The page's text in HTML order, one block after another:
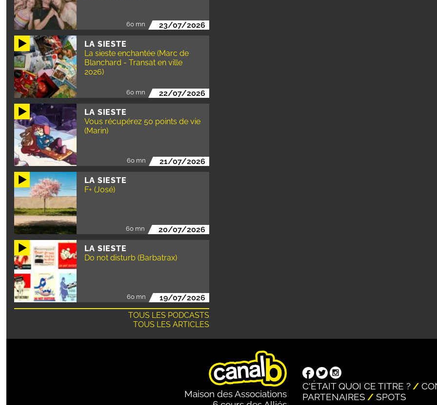
60 mn 23/07/2026
LA SIESTE
La sieste enchantée (Marc de
Blanchard - Transat en ville
2026)
60 mn 22/07/2026
LA SIESTE
Vous récupérez 50 points de vie
(Marin)
60 mn 21/07/2026
LA SIESTE
F+ (José)
60 mn 20/07/2026
LA SIESTE
Do not disturb (Barbatrax)
60 mn
19/07/2026
TOUS LES PODCASTS
TOUS LES ARTICLES
Maison des Associations
C'ÉTAIT QUOI CE TITRE ?
PARTENAIRES
SPOTS